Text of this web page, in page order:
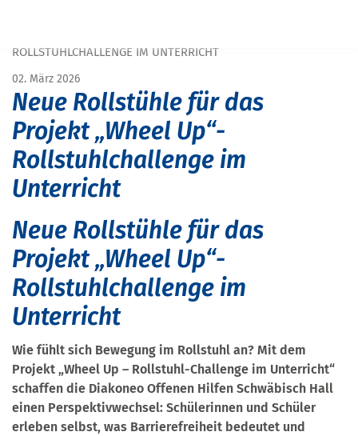
ROLLSTUHLCHALLENGE IM UNTERRICHT
02. März 2026
Neue Rollstühle für das
Projekt „Wheel Up“-
Rollstuhlchallenge im
Unterricht
Neue Rollstühle für das
Projekt „Wheel Up“-
Rollstuhlchallenge im
Unterricht
Wie fühlt sich Bewegung im Rollstuhl an? Mit dem
Projekt „Wheel Up – Rollstuhl-Challenge im Unterricht“
schaffen die Diakoneo Offenen Hilfen Schwäbisch Hall
einen Perspektivwechsel: Schülerinnen und Schüler
erleben selbst, was Barrierefreiheit bedeutet und